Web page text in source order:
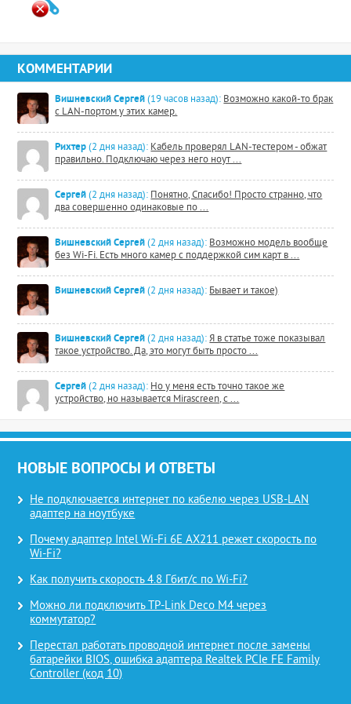
КОММЕНТАРИИ
Вишневский Сергей (19 часов назад): Возможно какой-то брак
с LAN-портом у этих камер.
Рихтер (2 дня назад): Кабель проверял LAN-тестером - обжат
правильно. Подключаю через него ноут ...
Сергей (2 дня назад): Понятно, Спасибо! Просто странно, что
два совершенно одинаковые по ...
Вишневский Сергей (2 дня назад): Возможно модель вообще
без Wi-Fi. Есть много камер с поддержкой сим карт в ...
Вишневский Сергей (2 дня назад): Бывает и такое)
Вишневский Сергей (2 дня назад): Я в статье тоже показывал
такое устройство. Да, это могут быть просто ...
Сергей (2 дня назад): Но у меня есть точно такое же
устройство, но называется Mirascreen, с ...
НОВЫЕ ВОПРОСЫ И ОТВЕТЫ
Не подключается интернет по кабелю через USB-LAN
адаптер на ноутбуке
Почему адаптер Intel Wi-Fi 6E AX211 режет скорость по
Wi-Fi?
Как получить скорость 4.8 Гбит/с по Wi-Fi?
Можно ли подключить TP-Link Deco M4 через
коммутатор?
Перестал работать проводной интернет после замены
батарейки BIOS, ошибка адаптера Realtek PCIe FE Family
Controller (код 10)